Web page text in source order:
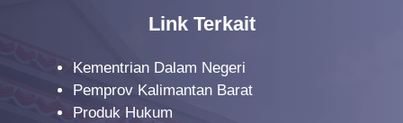
Link Terkait
Kementrian Dalam Negeri
Pemprov Kalimantan Barat
Produk Hukum